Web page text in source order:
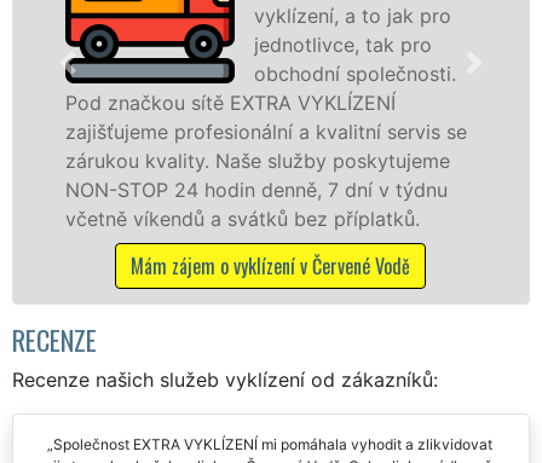
a to jak pro
tak pro
společnosti.
VYKLÍZENÍ
a kvalitní servis se
služby poskytujeme
7 dní v týdnu
bez příplatků.
v Červené Vodě
v Červené Vodě a
službu jak fyzickým,
osobám se zárukou
práce, a to NON-
Mám zájem o vyklízecí
RECENZE
Recenze našich služeb vyklízení od zákazníků:
Společnost EXTRA VYKLÍZENÍ mi pomáhala vyhodit a zlikvidovat